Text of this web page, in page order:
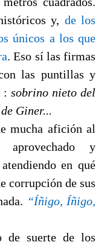
y, de los
únicos a los que
. Eso sí las firmas
las puntillas y
: sobrino nieto del
Giner...
mucha afición al
y
en qué
corrupción de sus
“Íñigo, Íñigo,
de suerte de los